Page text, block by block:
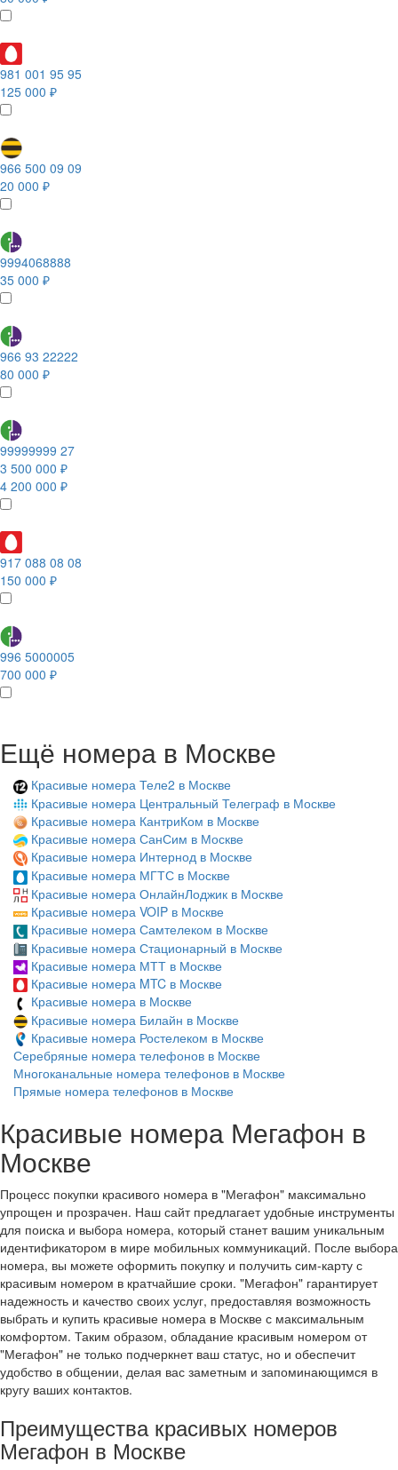
981 001 95 95
125 000 ₽
966 500 09 09
20 000 ₽
9994068888
35 000 ₽
966 93 22222
80 000 ₽
99999999 27
3 500 000 ₽
4 200 000 ₽
917 088 08 08
150 000 ₽
996 5000005
700 000 ₽
Ещё номера в Москве
Красивые номера Теле2 в Москве
Красивые номера Центральный Телеграф в Москве
Красивые номера КантриКом в Москве
Красивые номера СанСим в Москве
Красивые номера Интернод в Москве
Красивые номера МГТС в Москве
Красивые номера ОнлайнЛоджик в Москве
Красивые номера VOIP в Москве
Красивые номера Самтелеком в Москве
Красивые номера Стационарный в Москве
Красивые номера МТТ в Москве
Красивые номера MTC в Москве
Красивые номера в Москве
Красивые номера Билайн в Москве
Красивые номера Ростелеком в Москве
Серебряные номера телефонов в Москве
Многоканальные номера телефонов в Москве
Прямые номера телефонов в Москве
Красивые номера Мегафон в
Москве
Процесс покупки красивого номера в "Мегафон" максимально
упрощен и прозрачен. Наш сайт предлагает удобные инструменты
для поиска и выбора номера, который станет вашим уникальным
идентификатором в мире мобильных коммуникаций. После выбора
номера, вы можете оформить покупку и получить сим-карту с
красивым номером в кратчайшие сроки. "Мегафон" гарантирует
надежность и качество своих услуг, предоставляя возможность
выбрать и купить красивые номера в Москве с максимальным
комфортом. Таким образом, обладание красивым номером от
"Мегафон" не только подчеркнет ваш статус, но и обеспечит
удобство в общении, делая вас заметным и запоминающимся в
кругу ваших контактов.
Преимущества красивых номеров
Мегафон в Москве